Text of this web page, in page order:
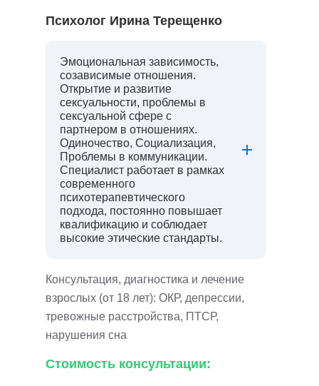
Психолог Ирина Терещенко
Эмоциональная зависимость,
созависимые отношения.
Открытие и развитие
сексуальности, проблемы в
сексуальной сфере с
партнером в отношениях.
Одиночество, Социализация,
Проблемы в коммуникации.
Специалист работает в рамках
современного
психотерапевтического
подхода, постоянно повышает
квалификацию и соблюдает
высокие этические стандарты.
Консультация, диагностика и лечение
взрослых (от 18 лет): ОКР, депрессии,
тревожные расстройства, ПТСР,
нарушения сна
Стоимость консультации: